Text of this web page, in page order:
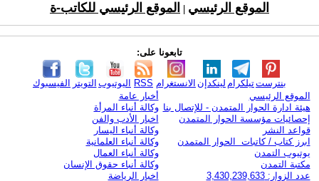
الموقع الرئيسي الموقع الرئيسي للكاتب-ة
تابعونا على:
الفيسبوك التويتر اليوتيوب RSS الانستغرام لينكدإن تيلكرامبنترست
الموقع الرئيسي
هيئة ادارة الحوار المتمدن - للإتصال بنا
إحصائيات مؤسسة الحوار المتمدن
قواعد النشر
ابرز كتاب / كاتبات الحوار المتمدن
يوتيوب التمدن
مكتبة التمدن
عدد الزوار: 3,430,239,633
أخبار عامة
وكالة أنباء المرأة
اخبار الأدب والفن
وكالة أنباء اليسار
وكالة أنباء العلمانية
وكالة أنباء العمال
وكالة أنباء حقوق الإنسان
اخبار الرياضة